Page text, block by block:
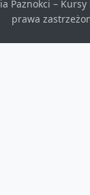
Paznokci –
prawa